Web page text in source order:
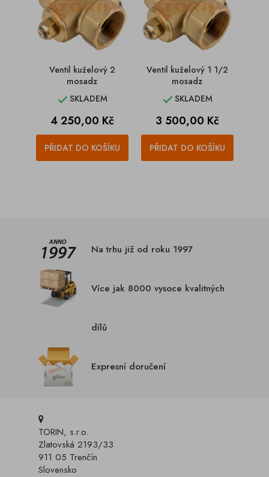
Ventil kuželový 2
mosadz
SKLADEM
Cena
4 250,00 Kč
PŘIDAT DO KOŠÍKU
Ventil kuželový 1 1/2
mosadz
SKLADEM
Cena
3 500,00 Kč
PŘIDAT DO KOŠÍKU
Na trhu již od roku 1997
Více jak 8000 vysoce kvalitných
dílů
Expresní doručení
TORIN, s.r.o.
Zlatovská 2193/33
911 05 Trenčín
Slovensko